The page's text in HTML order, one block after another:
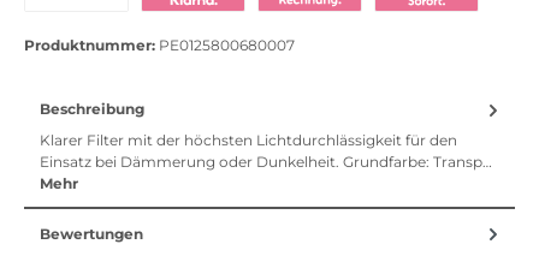
Produktnummer: PE0125800680007
Beschreibung
Klarer Filter mit der höchsten Lichtdurchlässigkeit für den
Einsatz bei Dämmerung oder Dunkelheit. Grundfarbe: Transp…
Mehr
Bewertungen